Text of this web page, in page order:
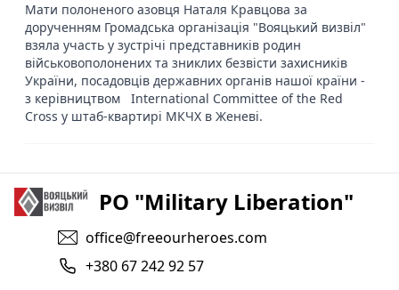
Мати полоненого азовця Наталя Кравцова за
дорученням Громадська організація "Вояцький визвіл"
взяла участь у зустрічі представників родин
військовополонених та зниклих безвісти захисників
України, посадовців державних органів нашої країни -
з керівництвом International Committee of the Red
Cross у штаб-квартирі МКЧХ в Женеві.
PO "Military Liberation"
office@freeourheroes.com
+380 67 242 92 57